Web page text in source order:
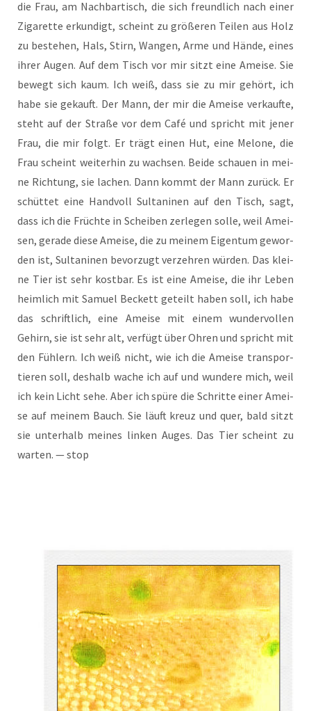
die Frau, am Nach­bar­tisch, die sich freund­lich nach einer
Ziga­ret­te erkun­digt, scheint zu grö­ße­ren Tei­len aus Holz
zu bestehen, Hals, Stirn, Wan­gen, Arme und Hän­de, eines
ihrer Augen. Auf dem Tisch vor mir sitzt eine Amei­se. Sie
bewegt sich kaum. Ich weiß, dass sie zu mir gehört, ich
habe sie gekauft. Der Mann, der mir die Amei­se ver­kauf­te,
steht auf der Stra­ße vor dem Café und spricht mit jener
Frau, die mir folgt. Er trägt einen Hut, eine Melo­ne, die
Frau scheint wei­ter­hin zu wach­sen. Bei­de schau­en in mei­
ne Rich­tung, sie lachen. Dann kommt der Mann zurück. Er
schüt­tet eine Hand­voll Sul­ta­ni­nen auf den Tisch, sagt,
dass ich die Früch­te in Schei­ben zer­le­gen sol­le, weil Amei­
sen, gera­de die­se Amei­se, die zu mei­nem Eigen­tum gewor­
den ist, Sul­ta­ni­nen bevor­zugt ver­zeh­ren wür­den. Das klei­
ne Tier ist sehr kost­bar. Es ist eine Amei­se, die ihr Leben
heim­lich mit Samu­el Beckett geteilt haben soll, ich habe
das schrift­lich, eine Amei­se mit einem wun­der­vol­len
Gehirn, sie ist sehr alt, ver­fügt über Ohren und spricht mit
den Füh­lern. Ich weiß nicht, wie ich die Amei­se trans­por­
tie­ren soll, des­halb wache ich auf und wun­de­re mich, weil
ich kein Licht sehe. Aber ich spü­re die Schrit­te einer Amei­
se auf mei­nem Bauch. Sie läuft kreuz und quer, bald sitzt
sie unter­halb mei­nes lin­ken Auges. Das Tier scheint zu
war­ten. — stop